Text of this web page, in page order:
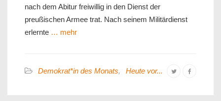
nach dem Abitur freiwillig in den Dienst der
preußischen Armee trat. Nach seinem Militärdienst
erlernte … mehr
Demokrat*in des Monats, Heute vor...